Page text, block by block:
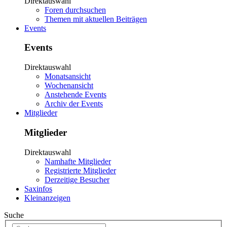
Foren durchsuchen
Themen mit aktuellen Beiträgen
Events
Events
Direktauswahl
Monatsansicht
Wochenansicht
Anstehende Events
Archiv der Events
Mitglieder
Mitglieder
Direktauswahl
Namhafte Mitglieder
Registrierte Mitglieder
Derzeitige Besucher
Saxinfos
Kleinanzeigen
Suche